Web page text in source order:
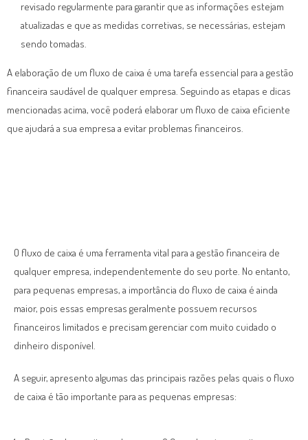
revisado regularmente para garantir que as informações estejam
atualizadas e que as medidas corretivas, se necessárias, estejam
sendo tomadas.
A elaboração de um fluxo de caixa é uma tarefa essencial para a gestão
financeira saudável de qualquer empresa. Seguindo as etapas e dicas
mencionadas acima, você poderá elaborar um fluxo de caixa eficiente
que ajudará a sua empresa a evitar problemas financeiros.
O fluxo de caixa é uma ferramenta vital para a gestão financeira de
qualquer empresa, independentemente do seu porte. No entanto,
para pequenas empresas, a importância do fluxo de caixa é ainda
maior, pois essas empresas geralmente possuem recursos
financeiros limitados e precisam gerenciar com muito cuidado o
dinheiro disponível.
A seguir, apresento algumas das principais razões pelas quais o fluxo
de caixa é tão importante para as pequenas empresas: